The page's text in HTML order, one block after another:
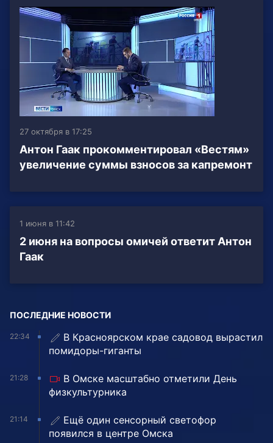
27 октября в 17:25
Антон Гаак прокомментировал «Вестям»
увеличение суммы взносов за капремонт
1 июня в 11:42
2 июня на вопросы омичей ответит Антон
Гаак
ПОСЛЕДНИЕ НОВОСТИ
22:34
В Красноярском крае садовод вырастил
помидоры-гиганты
21:28
В Омске масштабно отметили День
физкультурника
21:14
Ещё один сенсорный светофор
появился в центре Омска